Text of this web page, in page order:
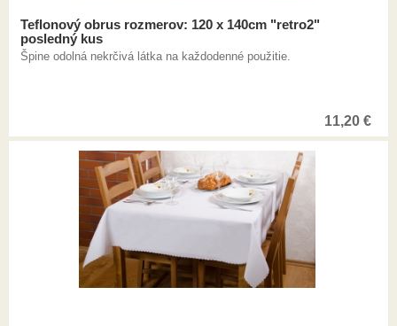
Teflonový obrus rozmerov: 120 x 140cm "retro2"
posledný kus
Špine odolná nekrčivá látka na každodenné použitie.
11,20 €